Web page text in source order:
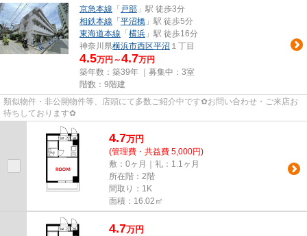
京急本線 「 戸部 」駅 徒歩3分
相鉄本線 「 平沼橋 」駅 徒歩5分
東海道本線 「 横浜 」駅 徒歩16分
神奈川県横浜市西区平沼 １丁目
4.5万円～4.7万円
築年数：築39年 ｜募集中： 3室
階数：9階建
類似物件・非公開物件等、店頭にて多数ご紹介中です✿お問い合わせ・ご来店お
待ちしております✿
4.7万円
(管理費・共益費 5,000円)
敷：0ヶ月｜礼：1.1ヶ月
所在階：2階
間取り：1K
面積：16.02㎡
4.7万円